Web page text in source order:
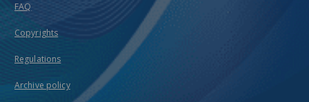
FAQ
Copyrights
Regulations
Archive policy